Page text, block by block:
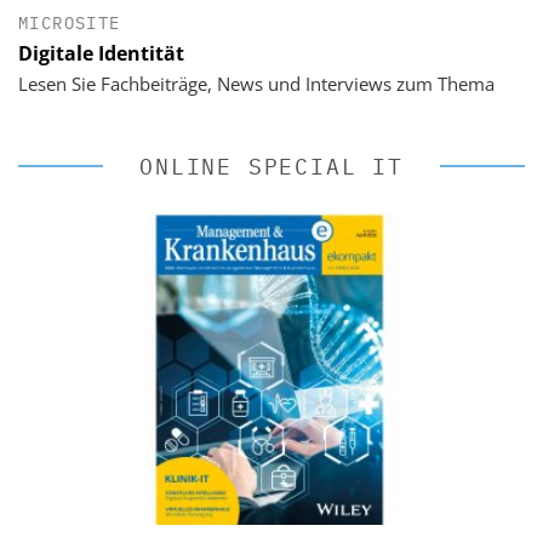
MICROSITE
Digitale Identität
Lesen Sie Fachbeiträge, News und Interviews zum Thema
ONLINE SPECIAL IT